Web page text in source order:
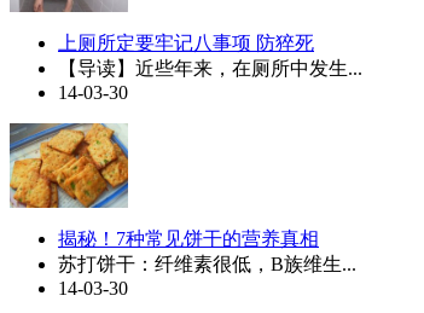
上厕所定要牢记八事项 防猝死
【导读】近些年来，在厕所中发生...
14-03-30
揭秘！7种常见饼干的营养真相
苏打饼干：纤维素很低，B族维生...
14-03-30